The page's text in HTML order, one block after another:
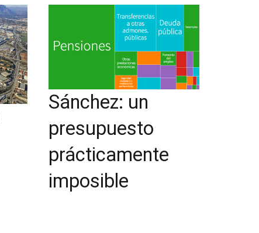
Sánchez: un
presupuesto
prácticamente
imposible